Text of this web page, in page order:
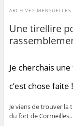
ARCHIVES MENSUELLES
Une tirellire
Je cherchais
c’est chose faite !
Je viens de trouver
du fort de Cormeilles…